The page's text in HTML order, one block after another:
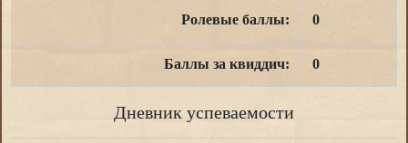
Ролевые баллы: 0
Баллы за квиддич: 0
Дневник успеваемости